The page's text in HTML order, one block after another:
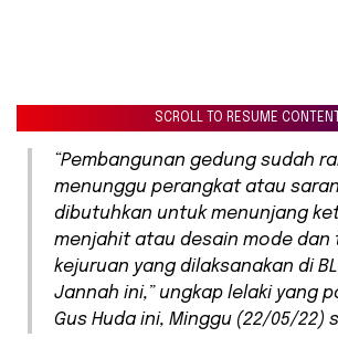
SCROLL TO RESUME CONTENT
“Pembangunan gedung sudah
menunggu perangkat atau
dibutuhkan untuk menunjang
menjahit atau desain mode dan
kejuruan yang dilaksanakan di
Jannah ini,” ungkap lelaki yang
Gus Huda ini, Minggu (22/05/22)